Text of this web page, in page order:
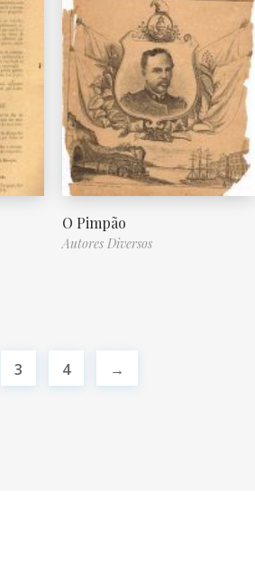
O Pimpão
Autores Diversos
3 4 →